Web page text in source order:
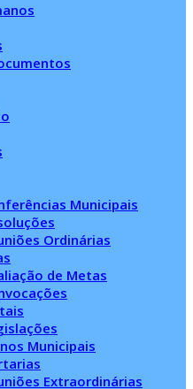
Municipais
Ordinárias
de Metas
Municipais
Extraordinárias